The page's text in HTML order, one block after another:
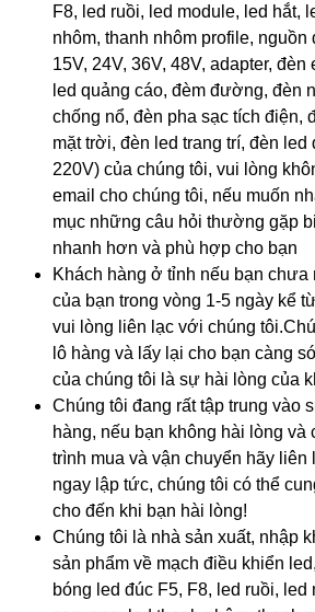
F8, led ruồi, led module, led hắt,
nhôm, thanh nhôm profile, nguồn
15V, 24V, 36V, 48V, adapter, đèn
led quảng cáo, đèm đường, đèn
chống nổ, đèn pha sạc tích điện,
mặt trời, đèn led trang trí, đèn led
220V) của chúng tôi, vui lòng
email cho chúng tôi, nếu muốn
mục những câu hỏi thường gặp
nhanh hơn và phù hợp cho bạn
Khách hàng ở tỉnh nếu bạn
của bạn trong vòng 1-5 ngày kể
vui lòng liên lạc với chúng
lô hàng và lấy lại cho bạn càng
của chúng tôi là sự hài lòng của
Chúng tôi đang rất tập trung vào
hàng, nếu bạn không hài lòng và
trình mua và vận chuyển hãy liên
ngay lập tức, chúng tôi có thể
cho đến khi bạn hài lòng!
Chúng tôi là nhà sản xuất, nhập
sản phẩm về mạch điều khiển
bóng led đúc F5, F8, led ruồi, led